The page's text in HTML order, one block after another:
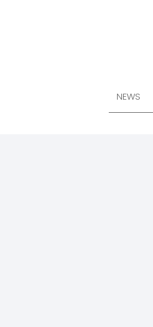
NEWS